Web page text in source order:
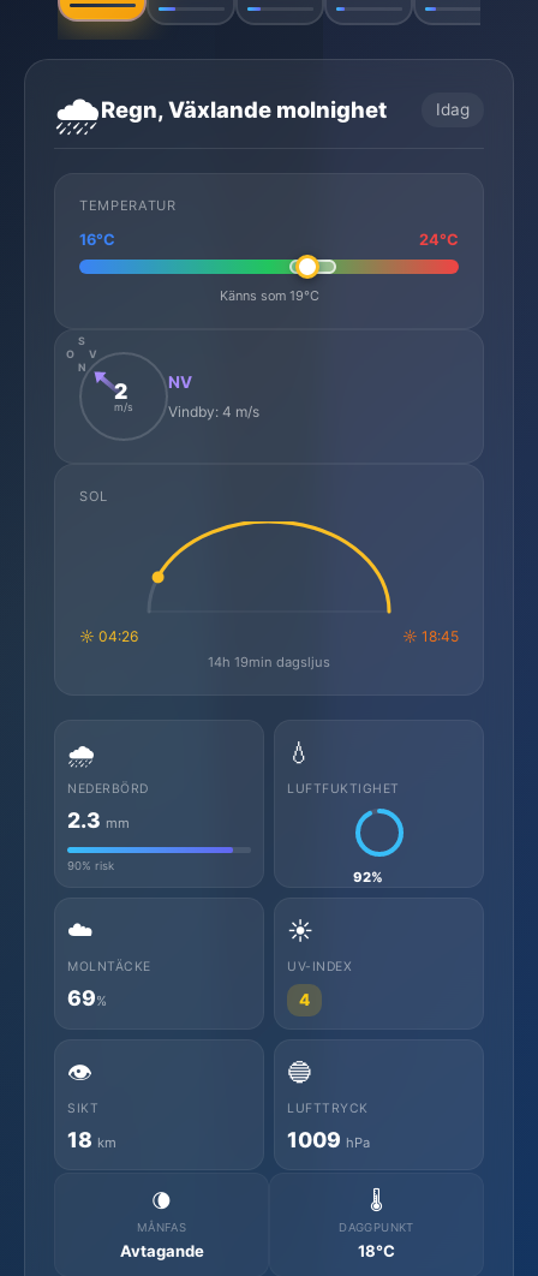
🌧️Regn, Växlande molnighet Idag
TEMPERATUR
16°C 24°C
Känns som 19°C
N
S
O
V
2
m/s
NV
Vindby: 4 m/s
SOL
☼ 04:26 ☼ 18:45
14h 19min dagsljus
🌧️
NEDERBÖRD
2.3 mm
90% risk
💧
LUFTFUKTIGHET
92%
☁️
MOLNTÄCKE
69%
☀️
UV-INDEX
4
👁️
SIKT
18 km
🔵
LUFTTRYCK
1009 hPa
🌘
MÅNFAS
Avtagande
🌡️
DAGGPUNKT
18°C